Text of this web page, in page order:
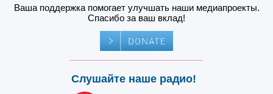
Ваша поддержка помогает улучшать наши медиапроекты.
Спасибо за ваш вклад!
Слушайте наше радио!